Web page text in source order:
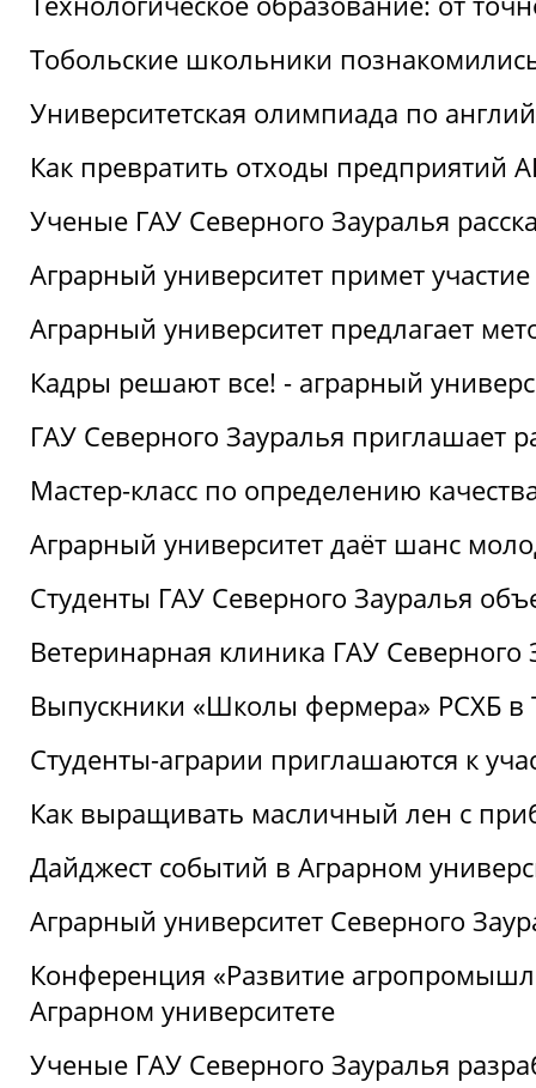
Тобольские школьники
Университетская олимпиада по
Как превратить отходы предприятий
Ученые ГАУ Северного Зауралья
Аграрный университет примет
Аграрный университет предлагает
Кадры решают все! - аграрный
ГАУ Северного Зауралья приглашает
Мастер-класс по определению
Аграрный университет даёт шанс
Студенты ГАУ Северного Зауралья
Ветеринарная клиника ГАУ Северного
Выпускники «Школы фермера» РСХБ
Студенты-аграрии приглашаются к
Как выращивать масличный лен с
Дайджест событий в Аграрном
Аграрный университет Северного
Конференция «Развитие
Аграрном университете
Ученые ГАУ Северного Зауралья